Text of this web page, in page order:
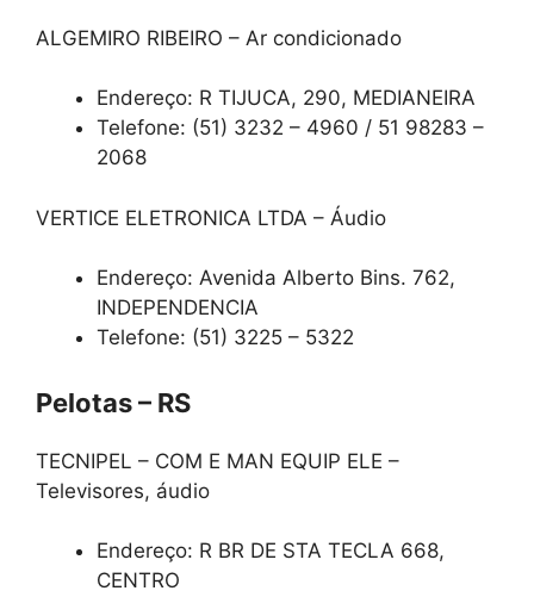
ALGEMIRO RIBEIRO – Ar condicionado
Endereço: R TIJUCA, 290, MEDIANEIRA
Telefone: (51) 3232 – 4960 / 51 98283 –
2068
VERTICE ELETRONICA LTDA – Áudio
Endereço: Avenida Alberto Bins. 762,
INDEPENDENCIA
Telefone: (51) 3225 – 5322
Pelotas – RS
TECNIPEL – COM E MAN EQUIP ELE –
Televisores, áudio
Endereço: R BR DE STA TECLA 668,
CENTRO